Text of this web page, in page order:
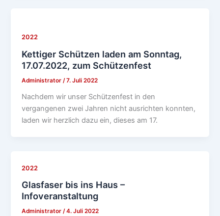
2022
Kettiger Schützen laden am Sonntag,
17.07.2022, zum Schützenfest
Administrator/7. Juli 2022
Nachdem wir unser Schützenfest in den
vergangenen zwei Jahren nicht ausrichten konnten,
laden wir herzlich dazu ein, dieses am 17.
2022
Glasfaser bis ins Haus –
Infoveranstaltung
Administrator/4. Juli 2022